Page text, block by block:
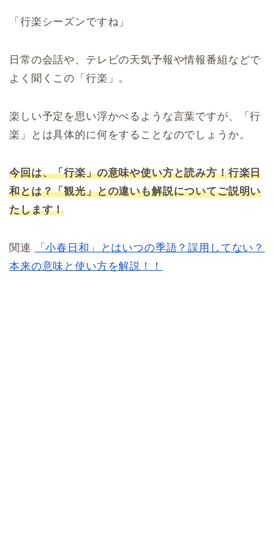
「行楽シーズンですね」
日常の会話や、テレビの天気予報や情報番組などで
よく聞くこの「行楽」。
楽しい予定を思い浮かべるような言葉ですが、「行
楽」とは具体的に何をすることなのでしょうか。
今回は、「行楽」の意味や使い方と読み方！行楽日
和とは？「観光」との違いも解説についてご説明い
たします！
関連
「小春日和」とはいつの季語？誤用してない？
本来の意味と使い方を解説！！